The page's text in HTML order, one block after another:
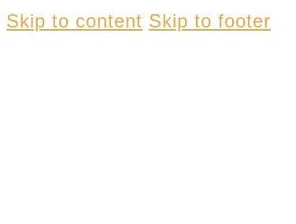
Skip to content Skip to footer